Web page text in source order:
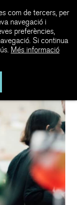
com de tercers, per
navegació i
preferències,
Si continua
Més informació